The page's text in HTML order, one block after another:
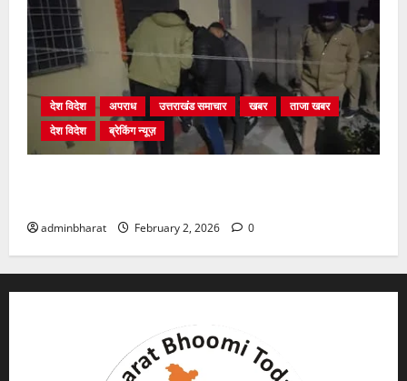
देश विदेश अपराध उत्तराखंड समाचार खबर
ताजा खबर
देश विदेश
ब्रेकिंग न्यूज़
adminbharat February 2, 2026 0